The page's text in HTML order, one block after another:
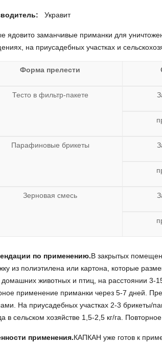
Укравит
ядовито заманчивые приманки для
на приусадебных участках и
Форма прелести
Тесто в фильтр-пакете
Парафиновые брикеты
Зерновая смесь
по применению.В закрытых
из полиэтилена или картона, которые
домашних животных и птиц, на расстоянии 3-
применение приманки через 5-7 дней.
На приусадебных участках 2-3 брикеты/
в сельском хозяйстве 1,5-2,5 кг/га.
применения.КАПКАН уже готов к